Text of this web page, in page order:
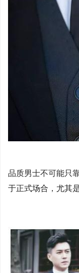
品质男士不可能只
于正式场合，尤其